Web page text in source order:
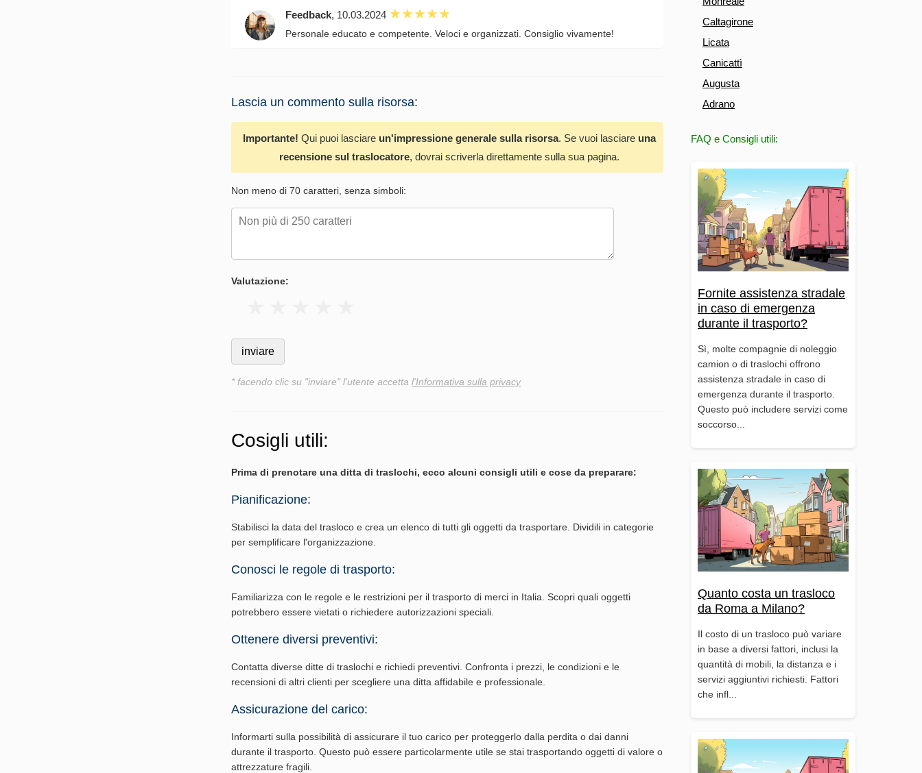
Caltagirone
Licata
Canicattì
Augusta
Adrano
FAQ e Consigli utili:
Fornite assistenza stradale
in caso di emergenza
durante il trasporto?
Sì, molte compagnie di noleggio
camion o di traslochi offrono
assistenza stradale in caso di
emergenza durante il trasporto.
Questo può includere servizi come
soccorso...
Quanto costa un trasloco
da Roma a Milano?
Il costo di un trasloco può variare
in base a diversi fattori, inclusi la
quantità di mobili, la distanza e i
servizi aggiuntivi richiesti. Fattori
che infl...
Feedback, 10.03.2024
Personale educato e competente. Veloci e organizzati. Consiglio vivamente!
Lascia un commento sulla risorsa:
Importante! Qui puoi lasciare un'impressione generale sulla risorsa. Se vuoi lasciare una
recensione sul traslocatore, dovrai scriverla direttamente sulla sua pagina.
Non meno di 70 caratteri, senza simboli:
Valutazione:
* facendo clic su "inviare" l'utente accetta l'Informativa sulla privacy
Cosigli utili:
Prima di prenotare una ditta di traslochi, ecco alcuni consigli utili e cose da preparare:
Pianificazione:
Stabilisci la data del trasloco e crea un elenco di tutti gli oggetti da trasportare. Dividili in categorie
per semplificare l'organizzazione.
Conosci le regole di trasporto:
Familiarizza con le regole e le restrizioni per il trasporto di merci in Italia. Scopri quali oggetti
potrebbero essere vietati o richiedere autorizzazioni speciali.
Ottenere diversi preventivi:
Contatta diverse ditte di traslochi e richiedi preventivi. Confronta i prezzi, le condizioni e le
recensioni di altri clienti per scegliere una ditta affidabile e professionale.
Assicurazione del carico:
Informarti sulla possibilità di assicurare il tuo carico per proteggerlo dalla perdita o dai danni
durante il trasporto. Questo può essere particolarmente utile se stai trasportando oggetti di valore o
attrezzature fragili.